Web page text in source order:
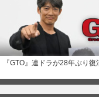
『GTO』連ドラが28年ぶり復